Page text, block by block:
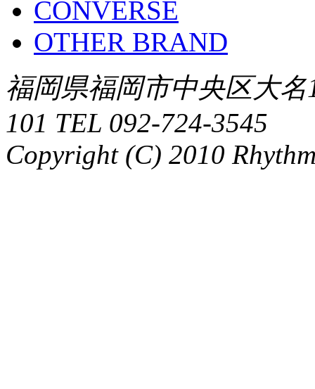
CONVERSE
OTHER BRAND
福岡県福岡市中央区大
101 TEL 092-724-3545
Copyright (C) 2010